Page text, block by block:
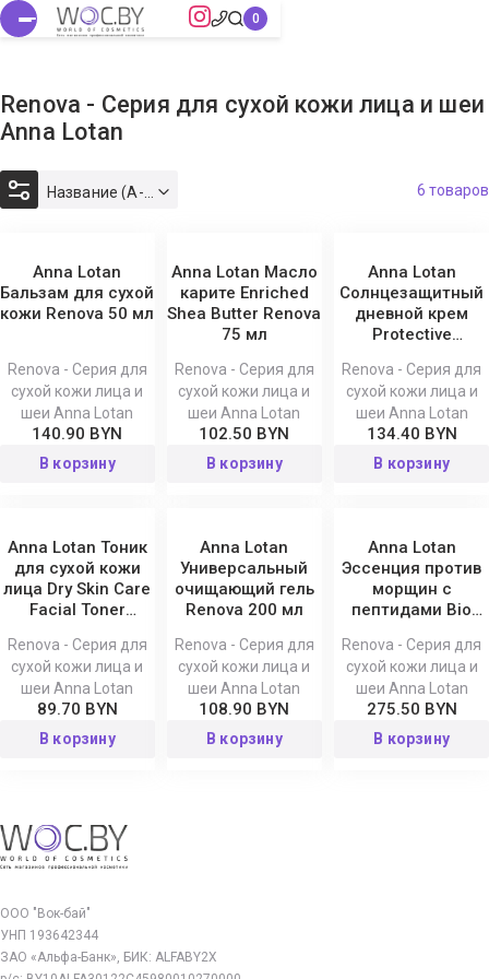
Renova - Серия для сухой кожи лица и шеи
Anna Lotan
6 товаров
Anna Lotan
Бальзам для сухой
кожи Renova 50 мл
Renova - Серия для
сухой кожи лица и
шеи Anna Lotan
140.90 BYN
В корзину
Anna Lotan Масло
карите Enriched
Shea Butter Renova
75 мл
Renova - Серия для
сухой кожи лица и
шеи Anna Lotan
102.50 BYN
В корзину
Anna Lotan
Солнцезащитный
дневной крем
Protective
Renova 75 мл
Renova - Серия для
сухой кожи лица и
шеи Anna Lotan
134.40 BYN
В корзину
Anna Lotan Тоник
для сухой кожи
лица Dry Skin Care
Facial Toner
Renova - Серия для
сухой кожи лица и
шеи Anna Lotan
89.70 BYN
В корзину
Anna Lotan
Универсальный
очищающий гель
Renova 200 мл
Renova - Серия для
сухой кожи лица и
шеи Anna Lotan
108.90 BYN
В корзину
Anna Lotan
Эссенция против
морщин с
пептидами Bio
Recharging Renova
50 мл
Renova - Серия для
сухой кожи лица и
шеи Anna Lotan
275.50 BYN
В корзину
ООО "Вок-бай"
УНП 193642344
ЗАО «Альфа-Банк», БИК: ALFABY2X